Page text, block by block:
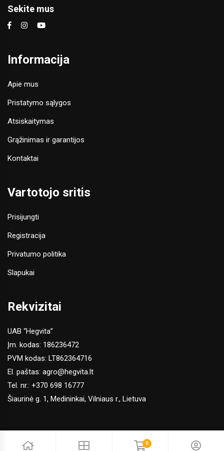
Sekite mus
Informacija
Apie mus
Pristatymo sąlygos
Atsiskaitymas
Grąžinimas ir garantijos
Kontaktai
Vartotojo sritis
Prisijungti
Registracija
Privatumo politika
Slapukai
Rekvizitai
UAB “Hegvita”
Įm. kodas: 186236472
PVM kodas: LT862364716
El. paštas: agro@hegvita.lt
Tel. nr.: +370 698 16777
Šiaurinė g. 1, Medininkai, Vilniaus r., Lietuva
0